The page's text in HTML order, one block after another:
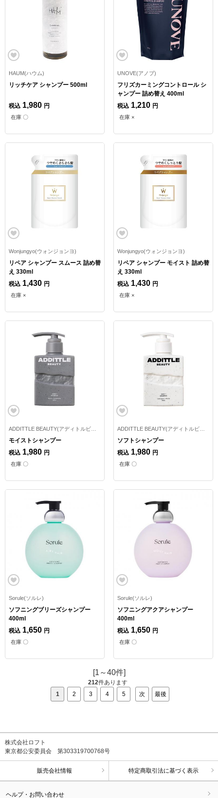
HAUM(ハウム)
リッチケア シャンプー 500ml
税込 1,980 円
在庫 〇
UNOVE(アノブ)
フリズカーミングコントロール シ
ャンプー 詰め替え 400ml
税込 1,210 円
在庫 ×
Wonjungyo(ウォンジョンヨ)
リペア シャンプー スムース 詰め替
え 330ml
税込 1,430 円
在庫 ×
Wonjungyo(ウォンジョンヨ)
リペア シャンプー モイスト 詰め替
え 330ml
税込 1,430 円
在庫 ×
モイストシャンプー
税込 1,980 円
在庫 〇
ADDITTLE BEAUTY(アディトルビューティー)
ソフトシャンプー
税込 1,980 円
在庫 〇
Sorule(ソルレ)
ソフニングブリーズシャンプー
400ml
税込 1,650 円
在庫 〇
Sorule(ソルレ)
ソフニングアクアシャンプー
400ml
税込 1,650 円
在庫 〇
[1～40件]
212件あります
1
2 3 4 5 次 最後
株式会社ロフト
東京都公安委員会 第303319700768号
販売会社情報 特定商取引法に基づく表示
ヘルプ・お問い合わせ